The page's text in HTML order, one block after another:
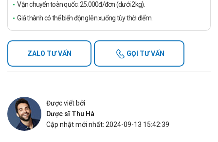
Vận chuyển toàn quốc: 25.000đ/đơn (dưới 2kg).
Giá thành có thể biến động lên xuống tùy thời điểm.
ZALO TƯ VẤN GỌI TƯ VẤN
Được viết bởi
Dược sĩ Thu Hà
Cập nhật mới nhất: 2024-09-13 15:42:39